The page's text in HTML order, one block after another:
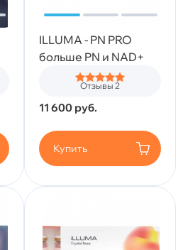
ILLUMA - PN PRO
больше PN и NAD+
Отзывы 2
11 600 руб.
Купить